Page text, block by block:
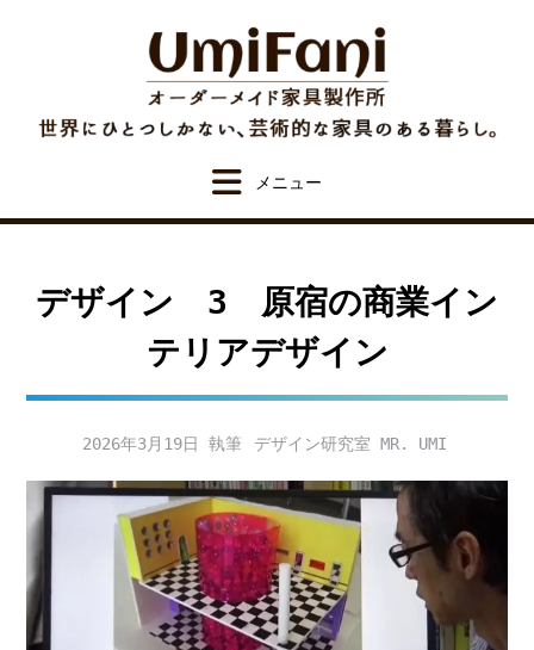
デザイン 3 原宿の商業イン
テリアデザイン
2026年3月19日 デザイン研究室 MR. UMI